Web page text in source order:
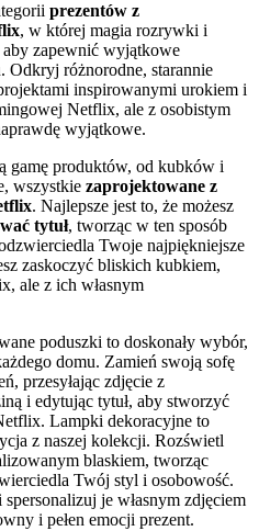
prezentów z
, w której magia rozrywki i
aby zapewnić wyjątkowe
Odkryj różnorodne, starannie
inspirowanymi urokiem i
Netflix, ale z osobistym
wyjątkowe.
gamę produktów, od kubków i
wszystkie zaprojektowane z
. Najlepsze jest to, że możesz
tytuł, tworząc w ten sposób
Twoje najpiękniejsze
zaskoczyć bliskich kubkiem,
ale z ich własnym
poduszki to doskonały wybór,
domu. Zamień swoją sofę
przesyłając zdjęcie z
i edytując tytuł, aby stworzyć
Lampki dekoracyjne to
z naszej kolekcji. Rozświetl
blaskiem, tworząc
Twój styl i osobowość.
je własnym zdjęciem
i pełen emocji prezent.